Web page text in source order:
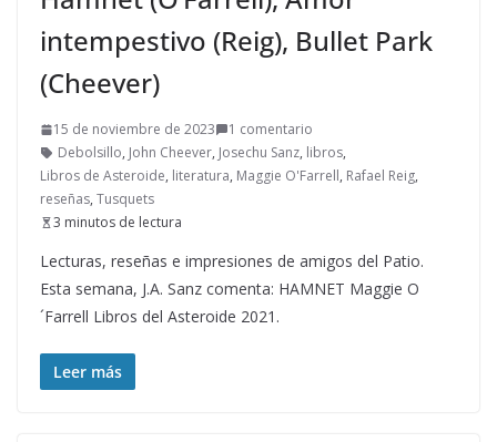
intempestivo (Reig), Bullet Park
(Cheever)
15 de noviembre de 2023
1 comentario
Debolsillo, John Cheever, Josechu Sanz, libros,
Libros de Asteroide, literatura, Maggie O'Farrell, Rafael Reig,
reseñas, Tusquets
3 minutos de lectura
Lecturas, reseñas e impresiones de amigos del Patio.
Esta semana, J.A. Sanz comenta: HAMNET Maggie O
´Farrell Libros del Asteroide 2021.
Leer más